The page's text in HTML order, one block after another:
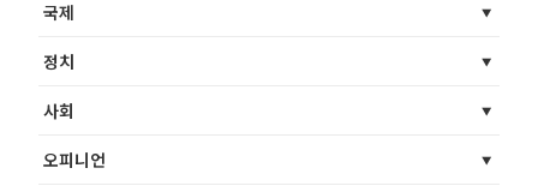
국제
정치
사회
오피니언